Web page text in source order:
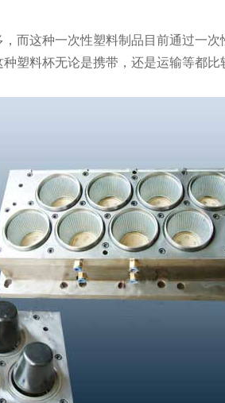
而这种一次性塑料制品目前通过一次
塑料杯无论是携带，还是运输等都比